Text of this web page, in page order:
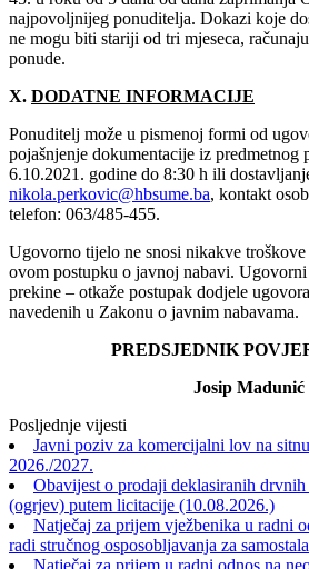
najpovoljnijeg ponuditelja. Dokazi koje
ne mogu biti stariji od tri mjeseca,
ponude.
X. DODATNE INFORMACIJE
Ponuditelj može u pismenoj formi od
pojašnjenje dokumentacije iz predmetnog
6.10‎.2021‎. godine do 8:30 h ili
nikola.perkovic@hbsume.ba, kontakt
telefon: 063/485-455.
Ugovorno tijelo ne snosi nikakve
ovom postupku o javnoj nabavi.
prekine – otkaže postupak dodjele
navedenih u Zakonu o javnim nabavama.
PREDSJEDNIK
Josip Madunić
Posljednje vijesti
Javni poziv za komercijalni lov na
2026./2027.
Obavijest o prodaji deklasiranih
(ogrjev) putem licitacije (10.08.2026.)
Natječaj za prijem vježbenika u radni
radi stručnog osposobljavanja za
Natječaj za prijem u radni odnos na